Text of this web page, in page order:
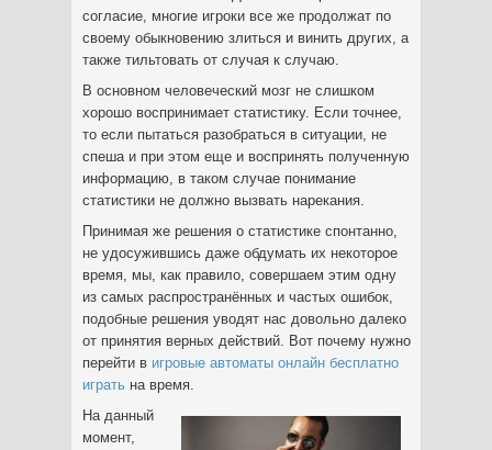
согласие, многие игроки все же продолжат по
своему обыкновению злиться и винить других, а
также тильтовать от случая к случаю.
В основном человеческий мозг не слишком
хорошо воспринимает статистику. Если точнее,
то если пытаться разобраться в ситуации, не
спеша и при этом еще и воспринять полученную
информацию, в таком случае понимание
статистики не должно вызвать нарекания.
Принимая же решения о статистике спонтанно,
не удосужившись даже обдумать их некоторое
время, мы, как правило, совершаем этим одну
из самых распространённых и частых ошибок,
подобные решения уводят нас довольно далеко
от принятия верных действий. Вот почему нужно
перейти в игровые автоматы онлайн бесплатно
играть на время.
На данный
момент,